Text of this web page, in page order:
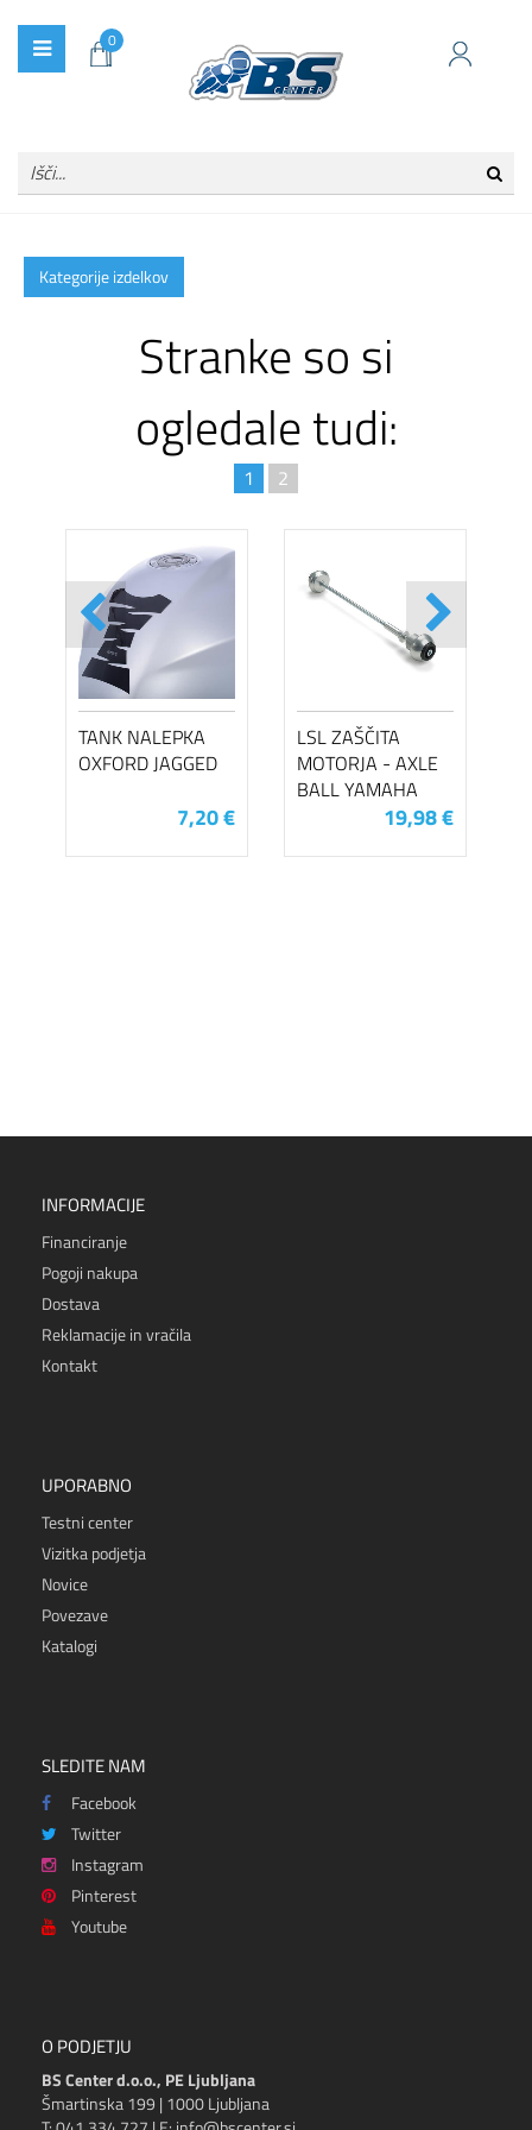
0
Kategorije izdelkov
Stranke so si
ogledale tudi:
1 2
TANK NALEPKA
OXFORD JAGGED
7,20 €
LSL ZAŠČITA
MOTORJA - AXLE
BALL YAMAHA
19,98 €
INFORMACIJE
Financiranje
Pogoji nakupa
Dostava
Reklamacije in vračila
Kontakt
UPORABNO
Testni center
Vizitka podjetja
Novice
Povezave
Katalogi
SLEDITE NAM
Facebook
Twitter
Instagram
Pinterest
Youtube
O PODJETJU
BS Center d.o.o., PE Ljubljana
Šmartinska 199 | 1000 Ljubljana